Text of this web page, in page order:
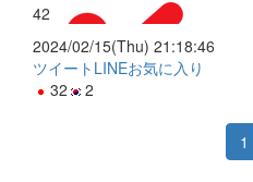
42
2024/02/15(Thu) 21:18:46
ツイート LINEお気に入り
32
2
1